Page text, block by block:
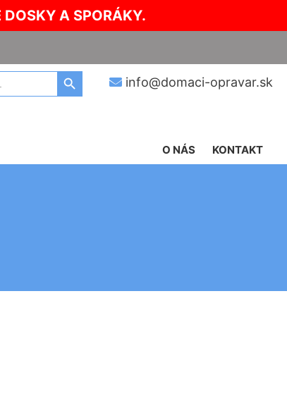
A SPORÁKY.
info@domaci-opravar.sk
Search Button
KONTAKT
O NÁS